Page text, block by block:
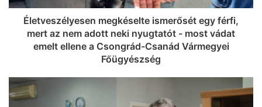
Életveszélyesen megkéselte ismerősét egy férfi,
mert az nem adott neki nyugtatót - most vádat
emelt ellene a Csongrád-Csanád Vármegyei
Főügyészség